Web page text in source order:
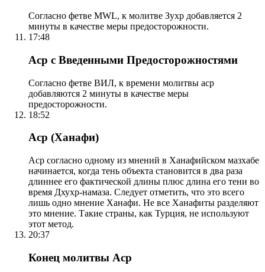
Согласно фетве MWL, к молитве Зухр добавляется 2
минуты в качестве меры предосторожности.
17:48
Аср с Введенными Предосторожностями
Согласно фетве ВИЛ, к времени молитвы аср
добавляются 2 минуты в качестве меры
предосторожности.
18:52
Аср (Ханафи)
Аср согласно одному из мнений в Ханафийском мазхабе
начинается, когда тень объекта становится в два раза
длиннее его фактической длины плюс длина его тени во
время Дхухр-намаза. Следует отметить, что это всего
лишь одно мнение Ханафи. Не все Ханафиты разделяют
это мнение. Такие страны, как Турция, не используют
этот метод.
20:37
Конец молитвы Аср